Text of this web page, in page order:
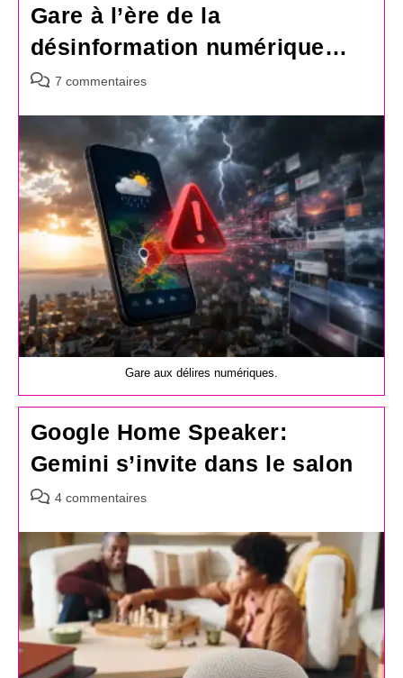
Gare à l’ère de la
désinformation numérique…
Commentaires
la
7 commentaires
Gare aux délires numériques.
Google Home Speaker:
Gemini s’invite dans le salon
Commentaires
la
publication :
4 commentaires